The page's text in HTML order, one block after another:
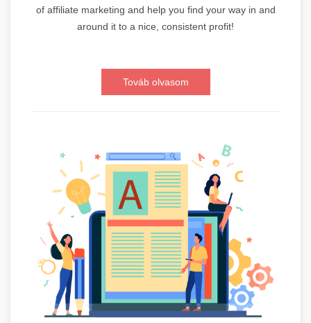
of affiliate marketing and help you find your way in and
around it to a nice, consistent profit!
Továb olvasom